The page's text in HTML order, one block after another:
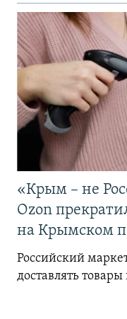
«Крым – не
Ozon
на Крымском
Российский
доставлять